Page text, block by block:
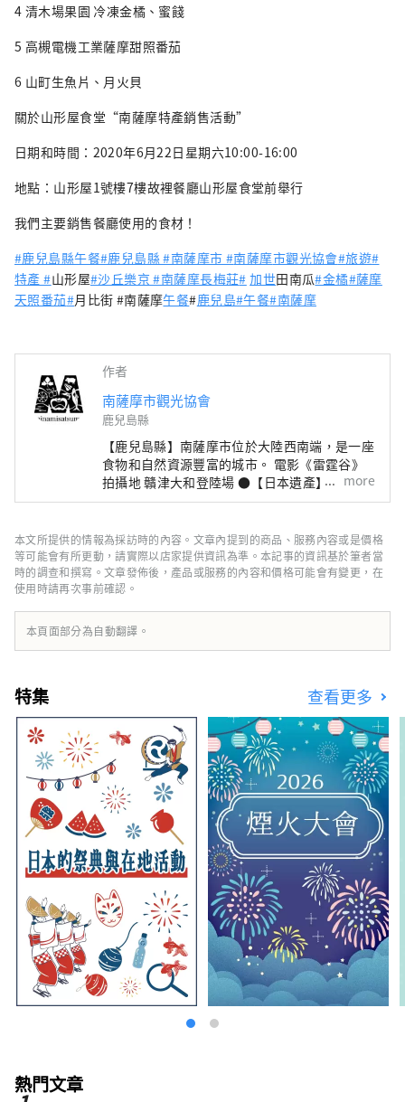
4 清木場果園 冷凍金橘、蜜餞
5 高槻電機工業薩摩甜照番茄
6 山町生魚片、月火貝
關於山形屋食堂“南薩摩特產銷售活動”
日期和時間：2020年6月22日星期六10:00-16:00
地點：山形屋1號樓7樓故裡餐廳山形屋食堂前舉行
我們主要銷售餐廳使用的食材！
#鹿兒島縣午餐#鹿兒島縣 #南薩摩市 #南薩摩市觀光協會#旅遊#
特產 #山形屋#沙丘樂京 #南薩摩長梅莊# 加世田南瓜#金橘#薩摩
天照番茄#月比街 #南薩摩午餐#鹿兒島#午餐#南薩摩
作者
南薩摩市觀光協會
鹿兒島縣
【鹿兒島縣】南薩摩市位於大陸西南端，是一座
食物和自然資源豐富的城市。 電影《雷霆谷》
拍攝地 贛津大和登陸場 ●【日本遺產】重要傳
統建築群保存地區“加世田藤本” 黑瀨藤次/熱
名山“金峰山” ●薩摩半島三大名山之一的野
嶽山
more
本文所提供的情報為採訪時的內容。文章內提到的商品、服務內容或是價格
等可能會有所更動，請實際以店家提供資訊為準。本記事的資訊基於筆者當
時的調查和撰寫。文章發佈後，產品或服務的內容和價格可能會有變更，在
使用時請再次事前確認。
本頁面部分為自動翻譯。
特集 查看更多
熱門文章